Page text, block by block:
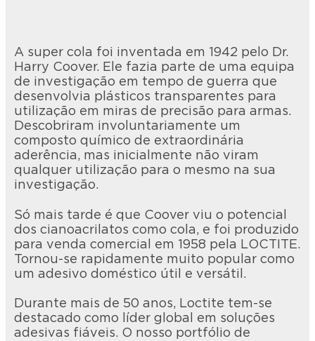
A super cola foi inventada em 1942 pelo Dr.
Harry Coover. Ele fazia parte de uma equipa
de investigação em tempo de guerra que
desenvolvia plásticos transparentes para
utilização em miras de precisão para armas.
Descobriram involuntariamente um
composto químico de extraordinária
aderência, mas inicialmente não viram
qualquer utilização para o mesmo na sua
investigação.
Só mais tarde é que Coover viu o potencial
dos cianoacrilatos como cola, e foi produzido
para venda comercial em 1958 pela LOCTITE.
Tornou-se rapidamente muito popular como
um adesivo doméstico útil e versátil.
Durante mais de 50 anos, Loctite tem-se
destacado como líder global em soluções
adesivas fiáveis. O nosso portfólio de